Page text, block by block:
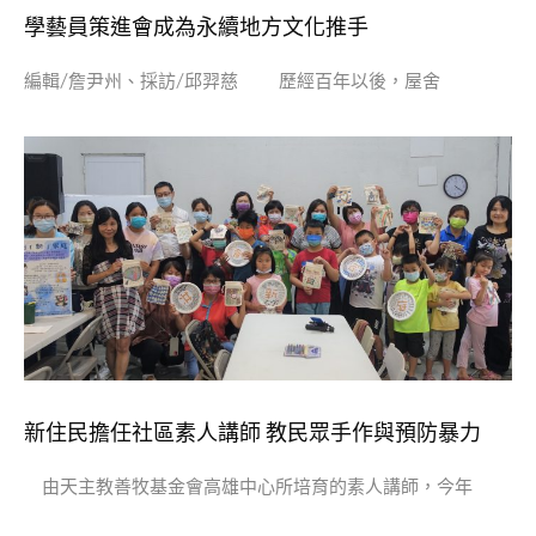
學藝員策進會成為永續地方文化推手
編輯/詹尹州、採訪/邱羿慈 歷經百年以後，屋舍
新住民擔任社區素人講師 教民眾手作與預防暴力
由天主教善牧基金會高雄中心所培育的素人講師，今年